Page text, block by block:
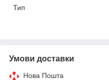
Тип
Умови доставки
Нова Пошта